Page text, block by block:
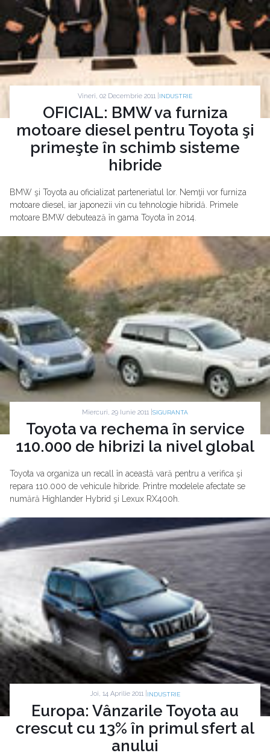
Vineri, 02 Decembrie 2011 | INDUSTRIE
OFICIAL: BMW va furniza
motoare diesel pentru Toyota şi
primeşte în schimb sisteme
hibride
BMW şi Toyota au oficializat parteneriatul lor. Nemţii vor furniza
motoare diesel, iar japonezii vin cu tehnologie hibridă. Primele
motoare BMW debutează în gama Toyota în 2014.
Miercuri, 29 Iunie 2011 | SIGURANTA
Toyota va rechema în service
110.000 de hibrizi la nivel global
Toyota va organiza un recall în această vară pentru a verifica şi
repara 110.000 de vehicule hibride. Printre modelele afectate se
numără Highlander Hybrid şi Lexux RX400h.
Joi, 14 Aprilie 2011 | INDUSTRIE
Europa: Vânzarile Toyota au
crescut cu 13% în primul sfert al
anului